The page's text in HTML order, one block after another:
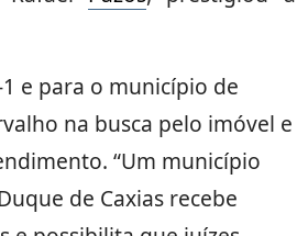
e para o município de
na busca pelo imóvel e
“Um município
de Caxias recebe